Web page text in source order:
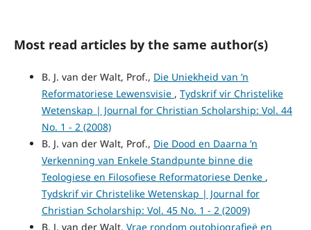
Most read articles by the same author(s)
B. J. van der Walt, Prof., Die Uniekheid van ’n
Reformatoriese Lewensvisie , Tydskrif vir Christelike
Wetenskap | Journal for Christian Scholarship: Vol. 44
No. 1 - 2 (2008)
B. J. van der Walt, Prof., Die Dood en Daarna ’n
Verkenning van Enkele Standpunte binne die
Teologiese en Filosofiese Reformatoriese Denke ,
Tydskrif vir Christelike Wetenskap | Journal for
Christian Scholarship: Vol. 45 No. 1 - 2 (2009)
B. J. van der Walt, Vrae rondom outobiografieë en